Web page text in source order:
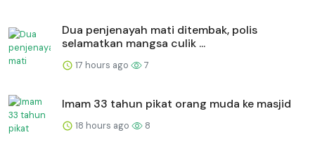
Dua penjenayah mati ditembak, polis
selamatkan mangsa culik ...
17 hours ago 7
Imam 33 tahun pikat orang muda ke masjid
18 hours ago 8